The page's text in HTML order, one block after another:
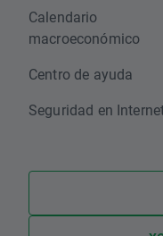
Calendario
macroeconómico
Centro de ayuda
Seguridad en